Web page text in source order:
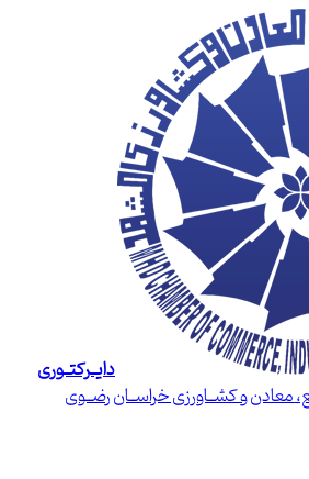
دایــرکتــوری
معادن و کشــاورزی خراســان رضــوی